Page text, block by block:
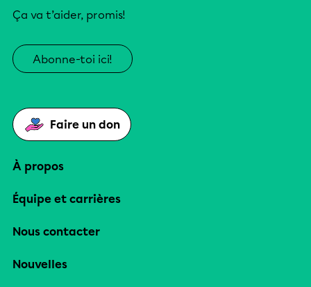
Ça va t’aider, promis!
Abonne-toi ici!
Faire un don
À propos
Équipe et carrières
Nous contacter
Nouvelles